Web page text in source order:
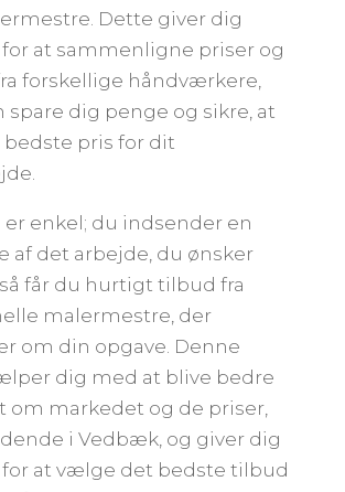
Dette giver dig
at sammenligne priser og
forskellige håndværkere,
spare dig penge og sikre, at
bedste pris for dit
er enkel; du indsender en
af det arbejde, du ønsker
får du hurtigt tilbud fra
malermestre, der
om din opgave. Denne
dig med at blive bedre
om markedet og de priser,
i Vedbæk, og giver dig
at vælge det bedste tilbud